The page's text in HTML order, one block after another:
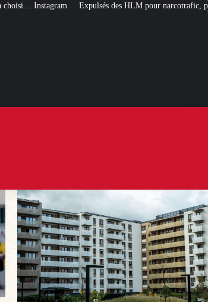
des HLM pour narcotrafic, peuvent-ils obtenir un